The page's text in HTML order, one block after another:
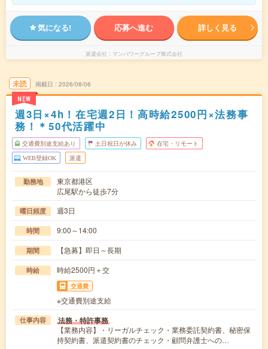
気になる! 応募へ進む 詳しく見る
派遣会社 マンパワーグループ株式会社
未読
NEW
掲載日 2026/08/06
週3日×4h！在宅週2日！高時給2500円×法務事
務！＊50代活躍中
交通費別途支給あり 土日祝日が休み 在宅・リモート
WEB登録OK 派遣
勤務地
東京都港区
広尾駅から徒歩7分
曜日頻度 週3日
時間 9:00～14:00
期間 【急募】即日～長期
時給 時給2500円＋交
交通費
※交通費別途支給
仕事内容 法務・特許事務
【業務内容】・リーガルチェック・業務委託契約書、秘密保
持契約書、派遣契約書のチェック・顧問弁護士への…